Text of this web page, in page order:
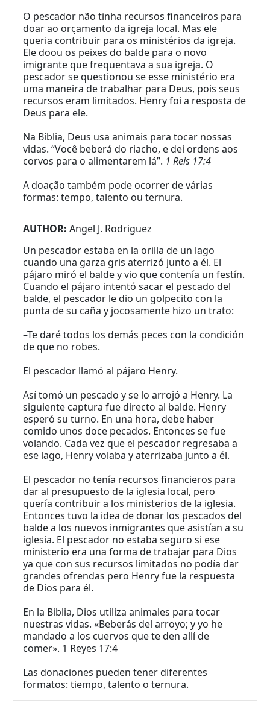
O pescador não tinha recursos financeiros para
doar ao orçamento da igreja local. Mas ele
queria contribuir para os ministérios da igreja.
Ele doou os peixes do balde para o novo
imigrante que frequentava a sua igreja. O
pescador se questionou se esse ministério era
uma maneira de trabalhar para Deus, pois seus
recursos eram limitados. Henry foi a resposta de
Deus para ele.
Na Bíblia, Deus usa animais para tocar nossas
vidas. “Você beberá do riacho, e dei ordens aos
corvos para o alimentarem lá”. 1 Reis 17:4
A doação também pode ocorrer de várias
formas: tempo, talento ou ternura.
AUTHOR:Angel J. Rodriguez
Un pescador estaba en la orilla de un lago
cuando una garza gris aterrizó junto a él. El
pájaro miró el balde y vio que contenía un festín.
Cuando el pájaro intentó sacar el pescado del
balde, el pescador le dio un golpecito con la
punta de su caña y jocosamente hizo un trato:
–Te daré todos los demás peces con la condición
de que no robes.
El pescador llamó al pájaro Henry.
Así tomó un pescado y se lo arrojó a Henry. La
siguiente captura fue directo al balde. Henry
esperó su turno. En una hora, debe haber
comido unos doce pecados. Entonces se fue
volando. Cada vez que el pescador regresaba a
ese lago, Henry volaba y aterrizaba junto a él.
El pescador no tenía recursos financieros para
dar al presupuesto de la iglesia local, pero
quería contribuir a los ministerios de la iglesia.
Entonces tuvo la idea de donar los pescados del
balde a los nuevos inmigrantes que asistían a su
iglesia. El pescador no estaba seguro si ese
ministerio era una forma de trabajar para Dios
ya que con sus recursos limitados no podía dar
grandes ofrendas pero Henry fue la respuesta
de Dios para él.
En la Biblia, Dios utiliza animales para tocar
nuestras vidas. «Beberás del arroyo; y yo he
mandado a los cuervos que te den allí de
comer». 1 Reyes 17:4
Las donaciones pueden tener diferentes
formatos: tiempo, talento o ternura.